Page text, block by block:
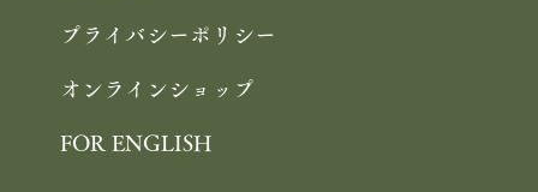
プライバシーポリシー
オンラインショップ
FOR ENGLISH